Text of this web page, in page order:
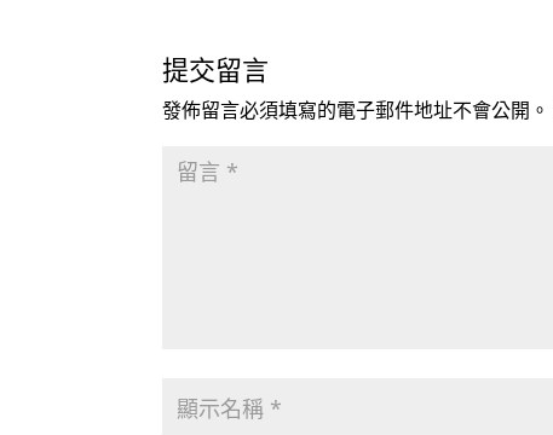
提交留言
發佈留言必須填寫的電子郵件地址不會公開。